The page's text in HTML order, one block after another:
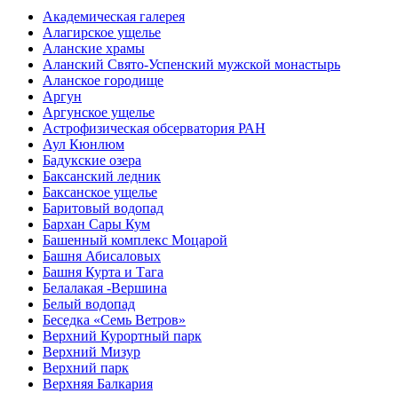
Академическая галерея
Алагирское ущелье
Аланские храмы
Аланский Свято-Успенский мужской монастырь
Аланское городище
Аргун
Аргунское ущелье
Астрофизическая обсерватория РАН
Аул Кюнлюм
Бадукские озера
Баксанский ледник
Баксанское ущелье
Баритовый водопад
Бархан Сары Кум
Башенный комплекс Моцарой
Башня Абисаловых
Башня Курта и Тага
Белалакая -Вершина
Белый водопад
Беседка «Семь Ветров»
Верхний Курортный парк
Верхний Мизур
Верхний парк
Верхняя Балкария